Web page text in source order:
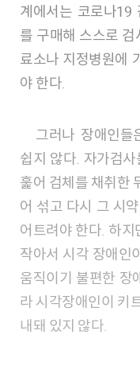
계에서는 코로나19
를 구매해 스스로
료소나 지정병원에
야 한다.
그러나 장애인들은 자가검사키트를 혼자 사용하기
쉽지 않다. 자가검
훑어 검체를 채취한
어 섞고 다시 그 시
어트려야 한다. 하
작아서 시각 장애인
움직이기 불편한 장
라 시각장애인이 키
내돼 있지 않다.